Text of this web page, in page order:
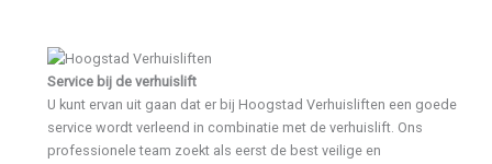
Service bij de verhuislift
U kunt ervan uit gaan dat er bij Hoogstad Verhuisliften een goede
service wordt verleend in combinatie met de verhuislift. Ons
professionele team zoekt als eerst de best veilige en